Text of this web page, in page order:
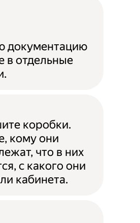
документацию
в отдельные
коробки.
кому они
что в них
с какого они
кабинета.